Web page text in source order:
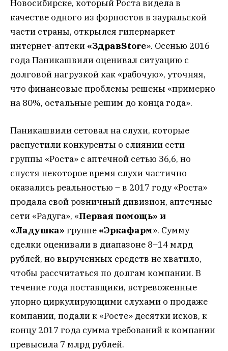
Новосибирске, который Роста видела в
качестве одного из форпостов в зауральской
части страны, открылся гипермаркет
интернет-аптеки «ЗдравStore». Осенью 2016
года Паникашвили оценивал ситуацию с
долговой нагрузкой как «рабочую», уточняя,
что финансовые проблемы решены «примерно
на 80%, остальные решим до конца года».
Паникашвили сетовал на слухи, которые
распустили конкуренты о слиянии сети
группы «Роста» с аптечной сетью 36,6, но
спустя некоторое время слухи частично
оказались реальностью – в 2017 году «Роста»
продала свой розничный дивизион, аптечные
сети «Радуга», «Первая помощь» и
«Ладушка» группе «Эркафарм». Сумму
сделки оценивали в диапазоне 8–14 млрд
рублей, но вырученных средств не хватило,
чтобы рассчитаться по долгам компании. В
течение года поставщики, встревоженные
упорно циркулирующими слухами о продаже
компании, подали к «Росте» десятки исков, к
концу 2017 года сумма требований к компании
превысила 7 млрд рублей.